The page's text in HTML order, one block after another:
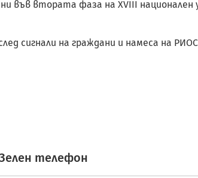
във втората фаза на XVIII национален
сигнали на граждани и намеса на
телефон